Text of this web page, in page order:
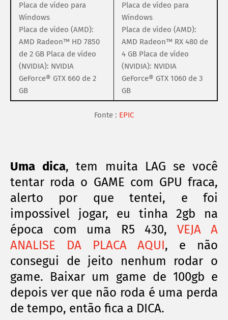
Placa de vídeo para
Windows
Placa de vídeo (AMD):
AMD Radeon™ HD 7850
de 2 GB Placa de vídeo
(NVIDIA): NVIDIA
GeForce® GTX 660 de 2
GB
Placa de vídeo para
Windows
Placa de vídeo (AMD):
AMD Radeon™ RX 480 de
4 GB Placa de vídeo
(NVIDIA): NVIDIA
GeForce® GTX 1060 de 3
GB
Fonte : EPIC
Uma dica, tem muita LAG se você
tentar roda o GAME com GPU fraca,
alerto por que tentei, e foi
impossivel jogar, eu tinha 2gb na
época com uma R5 430, VEJA A
ANALISE DA PLACA AQUI, e não
consegui de jeito nenhum rodar o
game. Baixar um game de 100gb e
depois ver que não roda é uma perda
de tempo, então fica a DICA.